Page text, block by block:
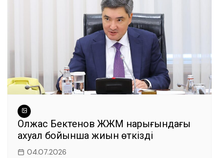
Олжас Бектенов ЖЖМ нарығындағы
ахуал бойынша жиын өткізді
04.07.2026